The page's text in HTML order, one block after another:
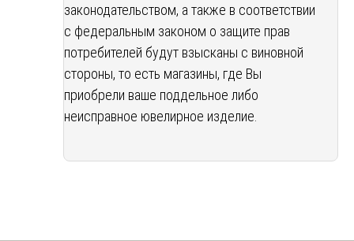
законодательством, а также в соответствии
с федеральным законом о защите прав
потребителей будут взысканы с виновной
стороны, то есть магазины, где Вы
приобрели ваше поддельное либо
неисправное ювелирное изделие.